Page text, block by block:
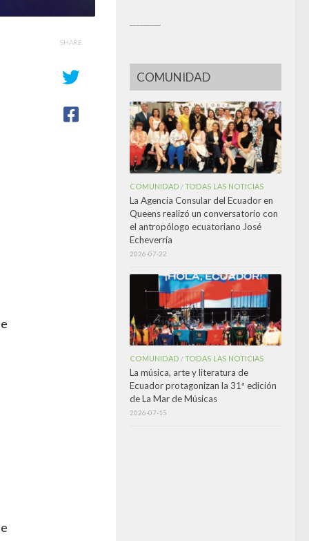
SHARE
COMUNIDAD
COMUNIDAD /TODAS LAS NOTICIAS
La Agencia Consular del Ecuador en
Queens realizó un conversatorio con
el antropólogo ecuatoriano José
Echeverría
2026-07-22
COMUNIDAD /TODAS LAS NOTICIAS
La música, arte y literatura de
Ecuador protagonizan la 31ª edición
de La Mar de Músicas
2026-07-15